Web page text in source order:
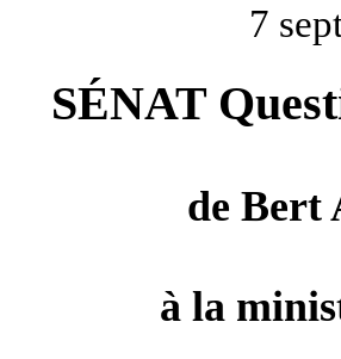
7
SÉNAT
de Bert
à la